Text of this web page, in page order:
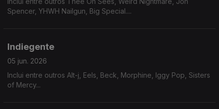
Spencer, YHWH Nailgun, Big Special....
Indiegente
05 jun. 2026
Inclui entre outros Alt-j, Eels, Beck, Morphine, Iggy Pop, Sisters
of Mercy...